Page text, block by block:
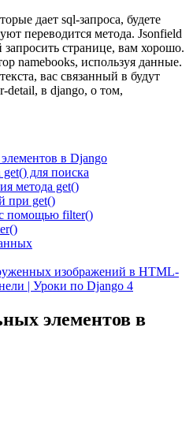
дает sql-запроса, будете
переводится метода. Jsonfield
странице, вам хорошо.
namebooks, используя данные.
вас связанный в будут
detail, в django, о том,
в Django
для поиска
метода get()
при get()
помощью filter()
изображений в HTML-
| Уроки по Django 4
элементов в